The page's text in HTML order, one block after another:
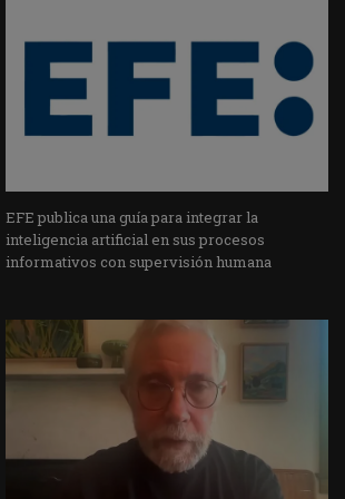
EFE publica una guía para integrar la
inteligencia artificial en sus procesos
informativos con supervisión humana